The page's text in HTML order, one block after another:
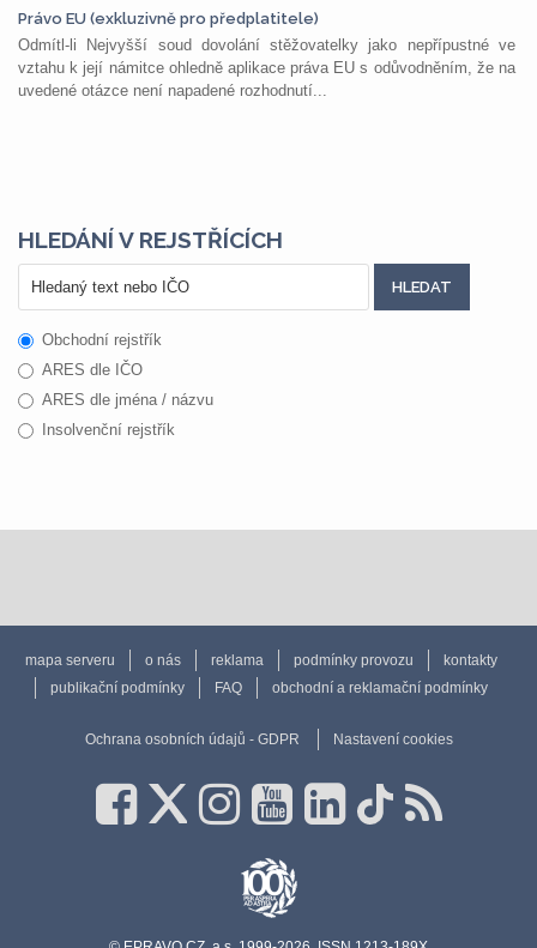
Právo EU (exkluzivně pro předplatitele)
Odmítl-li Nejvyšší soud dovolání stěžovatelky jako nepřípustné ve
vztahu k její námitce ohledně aplikace práva EU s odůvodněním, že na
uvedené otázce není napadené rozhodnutí...
HLEDÁNÍ V REJSTŘÍCÍCH
Obchodní rejstřík
ARES dle IČO
ARES dle jména / názvu
Insolvenční rejstřík
mapa serveru o nás reklama podmínky provozu
kontakty
publikační podmínky
FAQ obchodní a reklamační podmínky
Ochrana osobních údajů - GDPR Nastavení cookies